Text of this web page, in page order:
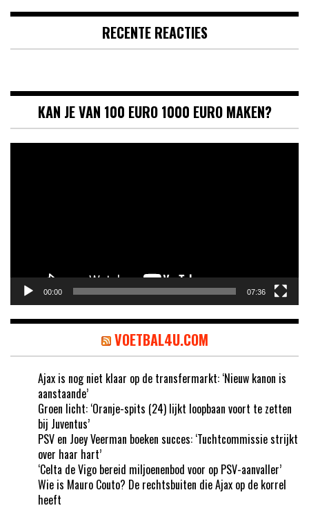
RECENTE REACTIES
KAN JE VAN 100 EURO 1000 EURO MAKEN?
00:00 07:36
VOETBAL4U.COM
Ajax is nog niet klaar op de transfermarkt: ‘Nieuw kanon is
aanstaande’
Groen licht: ‘Oranje-spits (24) lijkt loopbaan voort te zetten
bij Juventus’
PSV en Joey Veerman boeken succes: ‘Tuchtcommissie strijkt
over haar hart’
‘Celta de Vigo bereid miljoenenbod voor op PSV-aanvaller’
Wie is Mauro Couto? De rechtsbuiten die Ajax op de korrel
heeft